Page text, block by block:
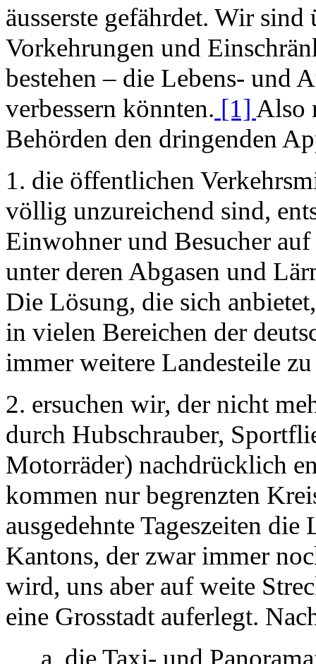
äusserste gefährdet. Wir
Vorkehrungen und
bestehen – die Lebens- und
verbessern könnten. [1] Also
Behörden den dringenden
1. die öffentlichen
völlig unzureichend sind,
Einwohner und Besucher
unter deren Abgasen und
Die Lösung, die sich
in vielen Bereichen der
immer weitere Landesteile
2. ersuchen wir, der nicht
durch Hubschrauber,
Motorräder) nachdrücklich
kommen nur begrenzten
ausgedehnte Tageszeiten die
Kantons, der zwar immer
wird, uns aber auf weite
eine Grosstadt auferlegt.
a. die Taxi- und